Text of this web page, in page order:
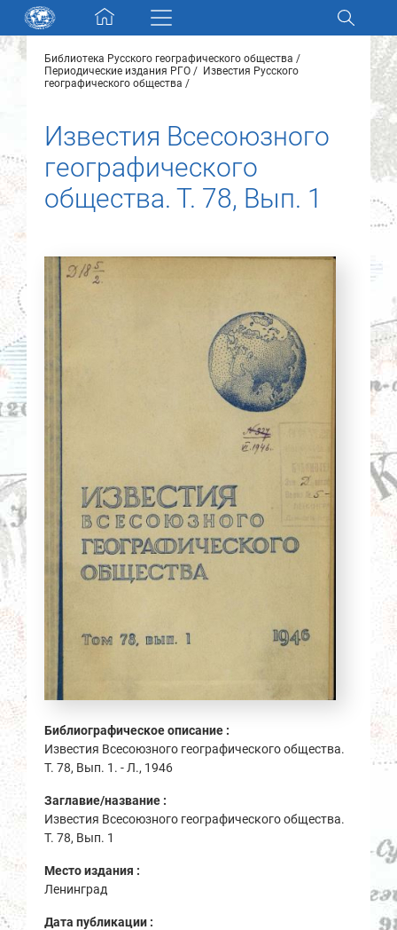
Skip navigation
Разделы и коллекции
Новости
О нас
Контакты
Партнеры
Библиотека Русского географического общества
Периодические издания РГО
Известия Русского
географического общества
Известия Всесоюзного
географического
общества. Т. 78, Вып. 1
Библиографическое описание :
Известия Всесоюзного географического общества.
Т. 78, Вып. 1. - Л., 1946
Заглавие/название :
Известия Всесоюзного географического общества.
Т. 78, Вып. 1
Место издания :
Ленинград
Дата публикации :